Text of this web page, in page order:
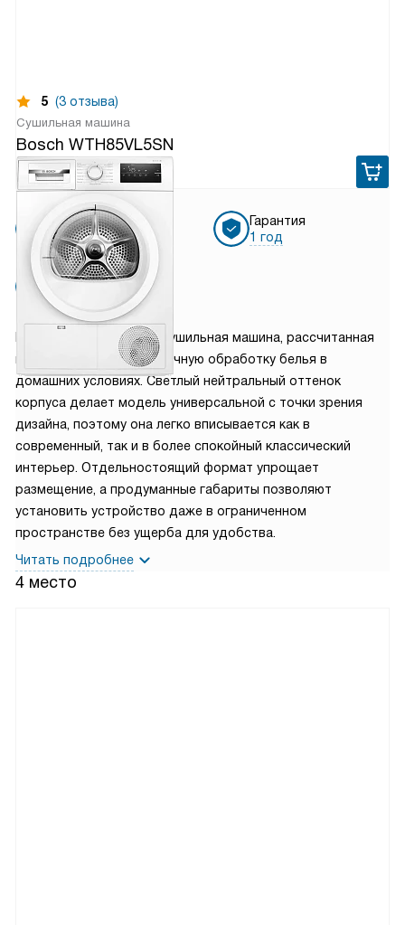
5 (3 отзыва)
Сушильная машина
Bosch WTH85VL5SN
85 910руб.
Бесплатная
доставка
Бесплатная
Гарантия
1 год
Bosch WTH85VL5SN — сушильная машина, рассчитанная
на аккуратную и экономичную обработку белья в
домашних условиях. Светлый нейтральный оттенок
корпуса делает модель универсальной с точки зрения
дизайна, поэтому она легко вписывается как в
современный, так и в более спокойный классический
интерьер. Отдельностоящий формат упрощает
размещение, а продуманные габариты позволяют
установить устройство даже в ограниченном
пространстве без ущерба для удобства.
Читать подробнее
4 место